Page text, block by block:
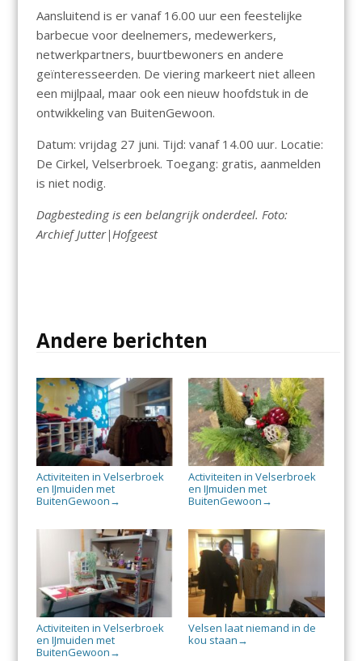
Aansluitend is er vanaf 16.00 uur een feestelijke
barbecue voor deelnemers, medewerkers,
netwerkpartners, buurtbewoners en andere
geïnteresseerden. De viering markeert niet alleen
een mijlpaal, maar ook een nieuw hoofdstuk in de
ontwikkeling van BuitenGewoon.
Datum: vrijdag 27 juni. Tijd: vanaf 14.00 uur. Locatie:
De Cirkel, Velserbroek. Toegang: gratis, aanmelden
is niet nodig.
Dagbesteding is een belangrijk onderdeel. Foto:
Archief Jutter|Hofgeest
Andere berichten
Activiteiten in Velserbroek
en IJmuiden met
BuitenGewoon →
Activiteiten in Velserbroek
en IJmuiden met
BuitenGewoon →
Activiteiten in Velserbroek
en IJmuiden met
BuitenGewoon →
Velsen laat niemand in de
kou staan →